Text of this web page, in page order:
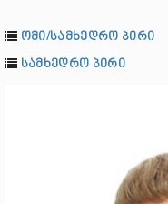
ომი/სამხედრო პირი
სამხედრო პირი